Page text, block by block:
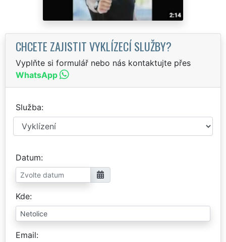
CHCETE ZAJISTIT VYKLÍZECÍ SLUŽBY?
Vyplňte si formulář nebo nás kontaktujte přes
WhatsApp
Služba
Datum
Kde
Email